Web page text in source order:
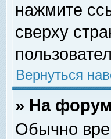
нажмите
сверху
Вернуться
» На
Обычно